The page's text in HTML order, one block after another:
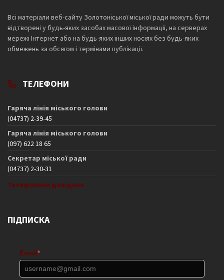
Всі матеріали веб-сайту Золотоніської міської ради можуть бути
відтворені у будь-яких засобах масової інформації, на серверах
мережі Інтернет або на будь-яких інших носіях без будь-яких
обмежень за обсягом і термінами публікації.
ТЕЛЕФОНИ
Гаряча лінія міського голови
(04737) 2-39-45
Гаряча лінія міського голови
(097) 622 18 65
Секретар міської ради
(04737) 2-30-31
Телефонний довідник
ПІДПИСКА
Email *